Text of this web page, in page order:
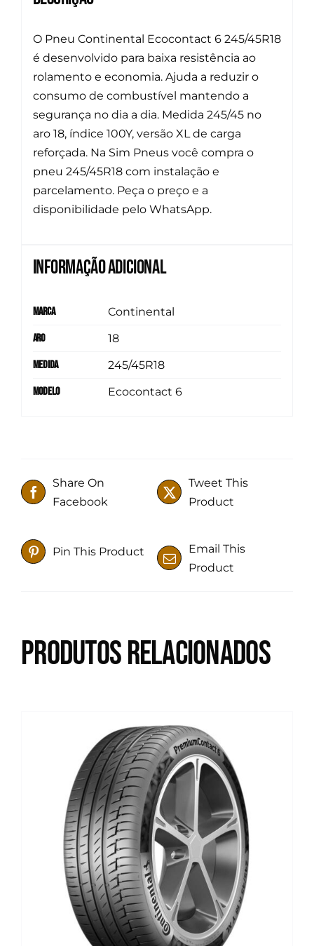
O Pneu Continental Ecocontact 6 245/45R18
é desenvolvido para baixa resistência ao
rolamento e economia. Ajuda a reduzir o
consumo de combustível mantendo a
segurança no dia a dia. Medida 245/45 no
aro 18, índice 100Y, versão XL de carga
reforçada. Na Sim Pneus você compra o
pneu 245/45R18 com instalação e
parcelamento. Peça o preço e a
disponibilidade pelo WhatsApp.
Informação adicional
Marca
Continental
Aro
18
Medida
245/45R18
Modelo
Ecocontact 6
Share On
Facebook
Tweet This
Product
Pin This Product
Email This
Product
Produtos relacionados